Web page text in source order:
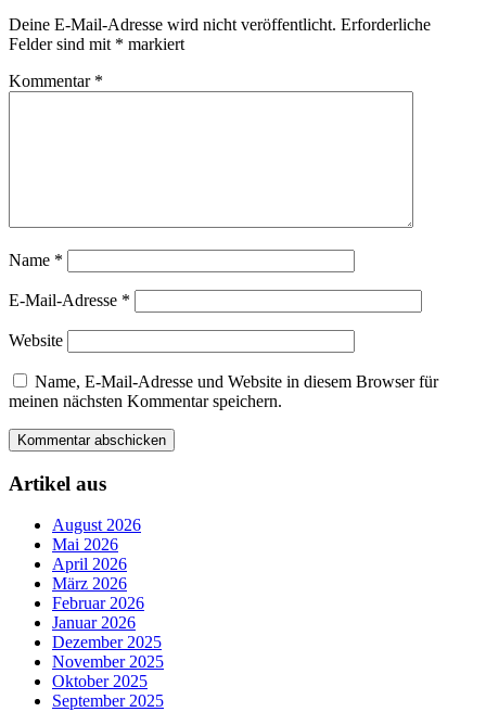
Deine E-Mail-Adresse wird nicht veröffentlicht. Erforderliche
Felder sind mit * markiert
Kommentar *
Name *
E-Mail-Adresse *
Website
Name, E-Mail-Adresse und Website in diesem Browser für
meinen nächsten Kommentar speichern.
Artikel aus
August 2026
Mai 2026
April 2026
März 2026
Februar 2026
Januar 2026
Dezember 2025
November 2025
Oktober 2025
September 2025